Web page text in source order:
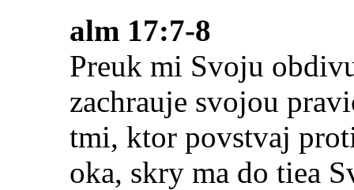
alm 17:7-8
Preuk mi Svoju
zachrauje svojou
tmi, ktor povstvaj
oka, skry ma do tiea